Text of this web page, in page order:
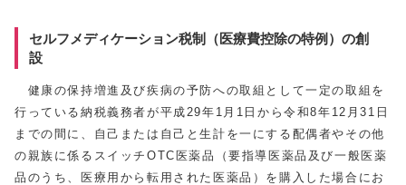
セルフメディケーション税制（医療費控除の特例）の創
設
健康の保持増進及び疾病の予防への取組として一定の取組を
行っている納税義務者が平成29年1月1日から令和8年12月31日
までの間に、自己または自己と生計を一にする配偶者やその他
の親族に係るスイッチOTC医薬品（要指導医薬品及び一般医薬
品のうち、医療用から転用された医薬品）を購入した場合にお